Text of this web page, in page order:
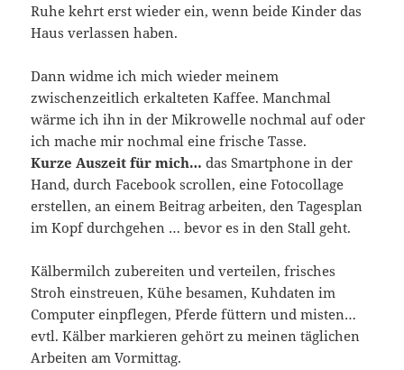
Ruhe kehrt erst wieder ein, wenn beide Kinder das
Haus verlassen haben.
Dann widme ich mich wieder meinem
zwischenzeitlich erkalteten Kaffee. Manchmal
wärme ich ihn in der Mikrowelle nochmal auf oder
ich mache mir nochmal eine frische Tasse.
Kurze Auszeit für mich… das Smartphone in der
Hand, durch Facebook scrollen, eine Fotocollage
erstellen, an einem Beitrag arbeiten, den Tagesplan
im Kopf durchgehen … bevor es in den Stall geht.
Kälbermilch zubereiten und verteilen, frisches
Stroh einstreuen, Kühe besamen, Kuhdaten im
Computer einpflegen, Pferde füttern und misten…
evtl. Kälber markieren gehört zu meinen täglichen
Arbeiten am Vormittag.